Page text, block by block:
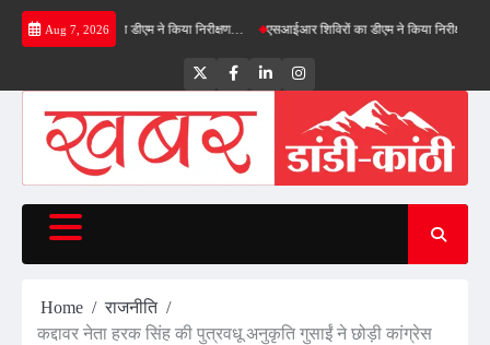
Skip
Aug 7, 2026
बाईपास का डीएम ने किया निरीक्षण… एसआईआर शिविरों का डीएम ने किया निरीक्षण,
TwitterFacebookLinkedInInstagram
Home
राजनीति
कद्दावर नेता हरक सिंह की पुत्रवधू अनुकृति गुसाईं ने छोड़ी कांग्रेस